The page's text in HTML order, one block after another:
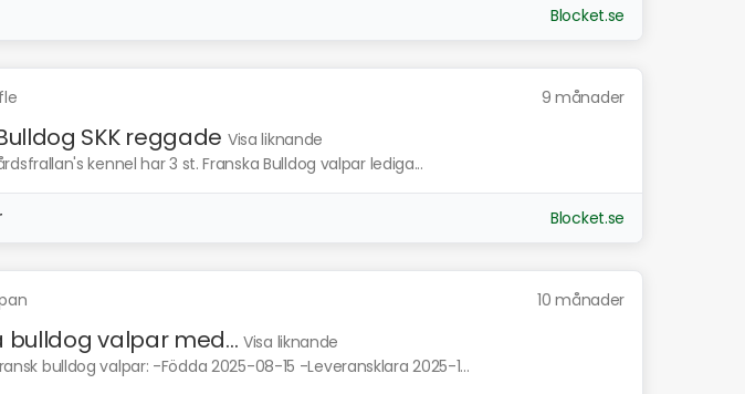
Blocket.se
9 månader
SKK reggade Visa liknande
kennel har 3 st. Franska Bulldog valpar lediga...
Blocket.se
10 månader
bulldog valpar med... Visa liknande
bulldog valpar: -Födda 2025-08-15 -Leveransklara 2025-1...